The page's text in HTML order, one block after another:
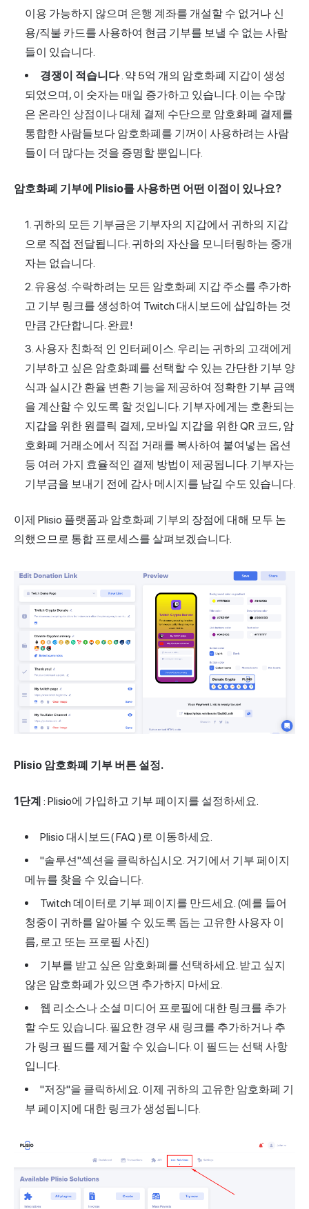
이용 가능하지 않으며 은행 계좌를 개설할 수 없거나 신
용/직불 카드를 사용하여 현금 기부를 보낼 수 없는 사람
들이 있습니다.
경쟁이 적습니다. 약 5억 개의 암호화폐 지갑이 생성
되었으며, 이 숫자는 매일 증가하고 있습니다. 이는 수많
은 온라인 상점이나 대체 결제 수단으로 암호화폐 결제를
통합한 사람들보다 암호화폐를 기꺼이 사용하려는 사람
들이 더 많다는 것을 증명할 뿐입니다.
암호화폐 기부에 Plisio를 사용하면 어떤 이점이 있나요?
귀하의 모든 기부금은 기부자의 지갑에서 귀하의 지갑
으로 직접 전달됩니다. 귀하의 자산을 모니터링하는 중개
자는 없습니다.
유용성. 수락하려는 모든 암호화폐 지갑 주소를 추가하
고 기부 링크를 생성하여 Twitch 대시보드에 삽입하는 것
만큼 간단합니다. 완료!
사용자 친화적 인 인터페이스. 우리는 귀하의 고객에게
기부하고 싶은 암호화폐를 선택할 수 있는 간단한 기부 양
식과 실시간 환율 변환 기능을 제공하여 정확한 기부 금액
을 계산할 수 있도록 할 것입니다. 기부자에게는 호환되는
지갑을 위한 원클릭 결제, 모바일 지갑을 위한 QR 코드, 암
호화폐 거래소에서 직접 거래를 복사하여 붙여넣는 옵션
등 여러 가지 효율적인 결제 방법이 제공됩니다. 기부자는
기부금을 보내기 전에 감사 메시지를 남길 수도 있습니다.
이제 Plisio 플랫폼과 암호화폐 기부의 장점에 대해 모두 논
의했으므로 통합 프로세스를 살펴보겠습니다.
Plisio 암호화폐 기부 버튼 설정.
1단계 : Plisio에 가입하고 기부 페이지를 설정하세요.
Plisio 대시보드(FAQ )로 이동하세요.
"솔루션"섹션을 클릭하십시오. 거기에서 기부 페이지
메뉴를 찾을 수 있습니다.
Twitch 데이터로 기부 페이지를 만드세요. (예를 들어
청중이 귀하를 알아볼 수 있도록 돕는 고유한 사용자 이
름, 로고 또는 프로필 사진)
기부를 받고 싶은 암호화폐를 선택하세요. 받고 싶지
않은 암호화폐가 있으면 추가하지 마세요.
웹 리소스나 소셜 미디어 프로필에 대한 링크를 추가
할 수도 있습니다. 필요한 경우 새 링크를 추가하거나 추
가 링크 필드를 제거할 수 있습니다. 이 필드는 선택 사항
입니다.
"저장"을 클릭하세요. 이제 귀하의 고유한 암호화폐 기
부 페이지에 대한 링크가 생성됩니다.